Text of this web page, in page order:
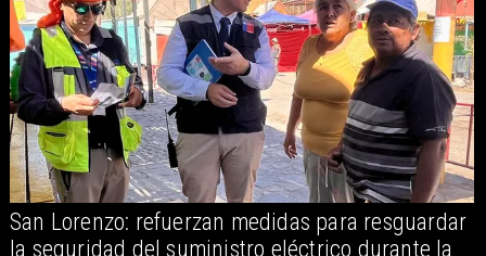
San Lorenzo: refuerzan medidas para resguardar
la seguridad del suministro eléctrico durante la